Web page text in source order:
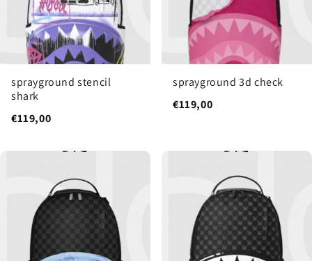
sprayground stencil
shark
€119,00
sprayground 3d check
€119,00